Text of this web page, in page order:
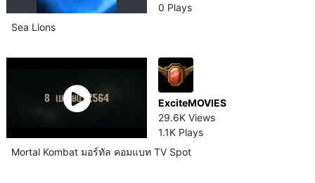
0 Plays
Sea Lions
ExciteMOVIES
29.6K Views
1.1K Plays
Mortal Kombat มอร์ทัล คอมแบท TV Spot